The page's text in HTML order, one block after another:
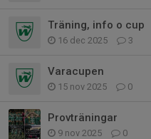
Träning, info o cup
16 dec 2025 3
Varacupen
15 nov 2025 0
Provträningar
9 nov 2025 0